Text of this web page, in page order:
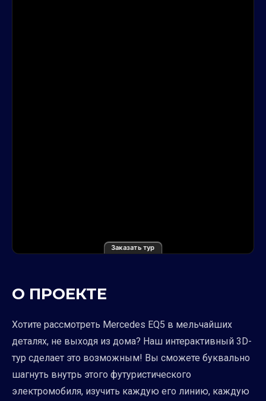
Заказать тур
О ПРОЕКТЕ
Хотите рассмотреть Mercedes EQ5 в мельчайших
деталях, не выходя из дома? Наш интерактивный 3D-
тур сделает это возможным! Вы сможете буквально
шагнуть внутрь этого футуристического
электромобиля, изучить каждую его линию, каждую